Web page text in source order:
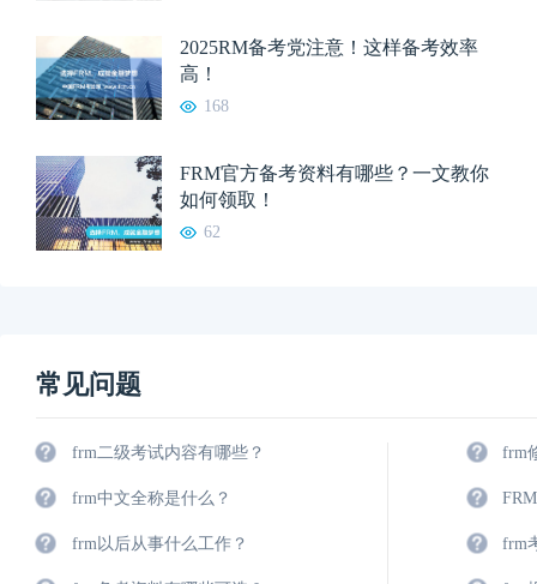
2025RM备考党注意！这样备考效率
高！
168
FRM官方备考资料有哪些？一文教你
如何领取！
62
常见问题
frm二级考试内容有哪些？
frm中文全称是什么？
frm以后从事什么工作？
frm
frm